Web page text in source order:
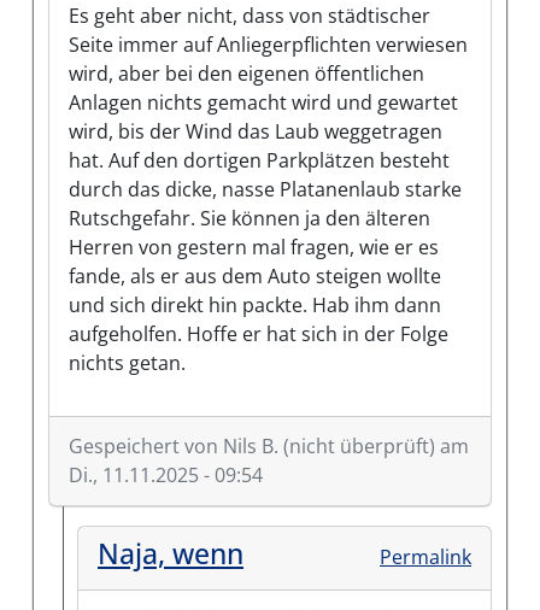
Es geht aber nicht, dass von städtischer
Seite immer auf Anliegerpflichten verwiesen
wird, aber bei den eigenen öffentlichen
Anlagen nichts gemacht wird und gewartet
wird, bis der Wind das Laub weggetragen
hat. Auf den dortigen Parkplätzen besteht
durch das dicke, nasse Platanenlaub starke
Rutschgefahr. Sie können ja den älteren
Herren von gestern mal fragen, wie er es
fande, als er aus dem Auto steigen wollte
und sich direkt hin packte. Hab ihm dann
aufgeholfen. Hoffe er hat sich in der Folge
nichts getan.
Gespeichert von Nils B. (nicht überprüft) am
Di., 11.11.2025 - 09:54
Naja, wenn Permalink